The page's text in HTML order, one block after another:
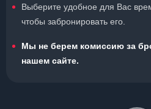
Выберите удобное для Вас
чтобы забронировать его.
Мы не берем комиссию за
нашем сайте.